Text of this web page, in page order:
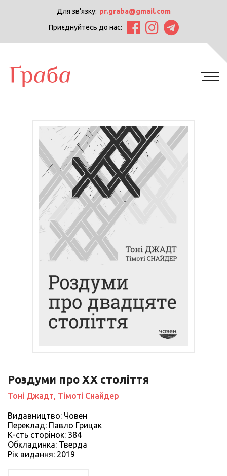
Для зв'язку: pr.graba@gmail.com
Приєднуйтесь до нас:
Роздуми про ХХ століття
Тоні Джадт, Тімоті Снайдер
Видавництво: Човен
Переклад: Павло Грицак
К-сть сторiнок: 384
Обкладинка: Тверда
Рiк видання: 2019